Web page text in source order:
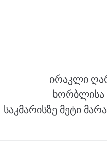
ირაკლი
ხორბლისა
საკმარისზე მეტი